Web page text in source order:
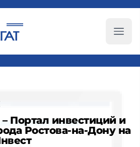
Портал инвестиций и
Ростова-на-Дону на